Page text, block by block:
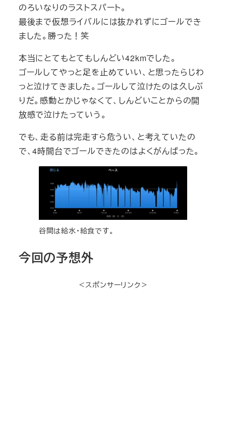
のろいなりのラストスパート。
最後まで仮想ライバルには抜かれずにゴールでき
ました。勝った！笑
本当にとてもとてもしんどい42kmでした。
ゴールしてやっと足を止めていい、と思ったらじわ
っと泣けてきました。ゴールして泣けたのは久しぶ
りだ。感動とかじゃなくて、しんどいことからの開
放感で泣けたっていう。
でも、走る前は完走すら危うい、と考えていたの
で、4時間台でゴールできたのはよくがんばった。
谷間は給水・給食です。
今回の予想外
＜スポンサーリンク＞